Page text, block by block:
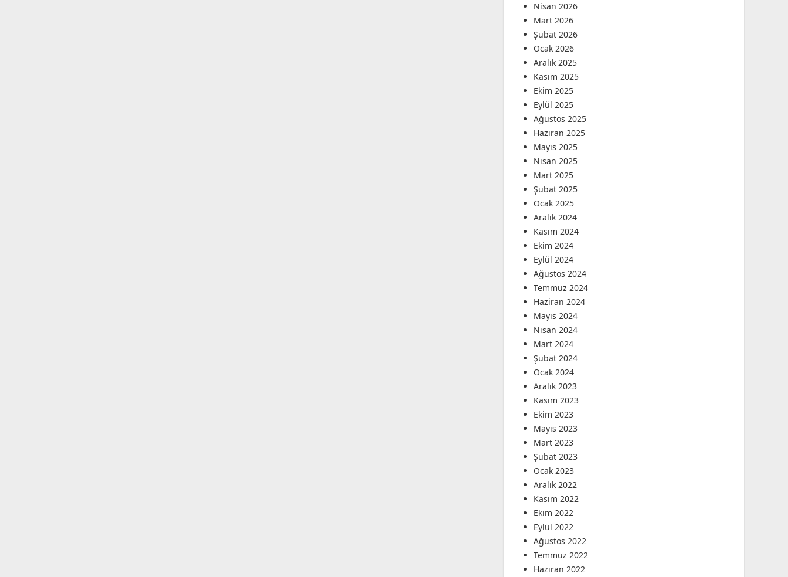
Nisan 2026
Mart 2026
Şubat 2026
Ocak 2026
Aralık 2025
Kasım 2025
Ekim 2025
Eylül 2025
Ağustos 2025
Haziran 2025
Mayıs 2025
Nisan 2025
Mart 2025
Şubat 2025
Ocak 2025
Aralık 2024
Kasım 2024
Ekim 2024
Eylül 2024
Ağustos 2024
Temmuz 2024
Haziran 2024
Mayıs 2024
Nisan 2024
Mart 2024
Şubat 2024
Ocak 2024
Aralık 2023
Kasım 2023
Ekim 2023
Mayıs 2023
Mart 2023
Şubat 2023
Ocak 2023
Aralık 2022
Kasım 2022
Ekim 2022
Eylül 2022
Ağustos 2022
Temmuz 2022
Haziran 2022